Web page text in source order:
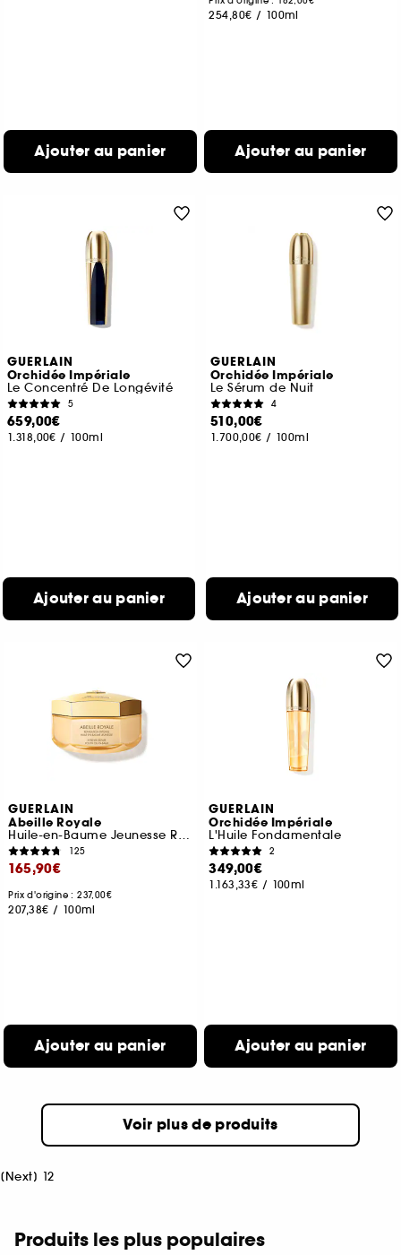
Ajouter au panier
254,80€ / 100ml
Ajouter au panier
GUERLAIN
Orchidée Impériale
Le Concentré De Longévité
5
659,00€
1.318,00€ / 100ml
Ajouter au panier
GUERLAIN
Orchidée Impériale
Le Sérum de Nuit
4
510,00€
1.700,00€ / 100ml
Ajouter au panier
GUERLAIN
Abeille Royale
Huile-en-Baume Jeunesse Réparation Intense
125
165,90€
Prix d'origine : 237,00€
207,38€ / 100ml
Ajouter au panier
GUERLAIN
Orchidée Impériale
L'Huile Fondamentale
2
349,00€
1.163,33€ / 100ml
Ajouter au panier
Voir plus de produits
[Next] 12
Produits les plus populaires